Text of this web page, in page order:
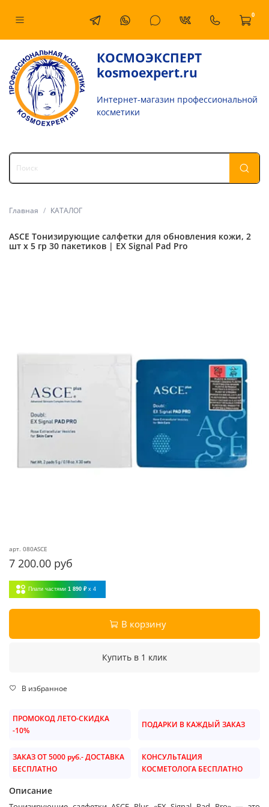
0
КОСМОЭКСПЕРТ
kosmoexpert.ru
Интернет-магазин профессиональной
косметики
Главная КАТАЛОГ
ASCE Тонизирующие салфетки для обновления кожи, 2
шт х 5 гр 30 пакетиков | EX Signal Pad Pro
арт. 080ASCE
7 200.00 руб
Плати частями 1 890 ₽ x 4
В корзину
Купить в 1 клик
В избранное
ПРОМОКОД ЛЕТО-СКИДКА
-10%
ПОДАРКИ В КАЖДЫЙ ЗАКАЗ
ЗАКАЗ ОТ 5000 руб.- ДОСТАВКА
БЕСПЛАТНО
КОНСУЛЬТАЦИЯ
КОСМЕТОЛОГА БЕСПЛАТНО
Описание